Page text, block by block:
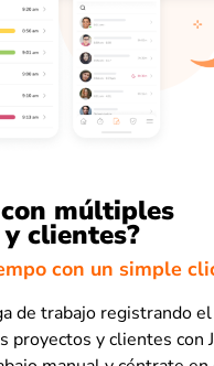
múltiples
clientes?
con un simple
de trabajo registrando
proyectos y clientes con